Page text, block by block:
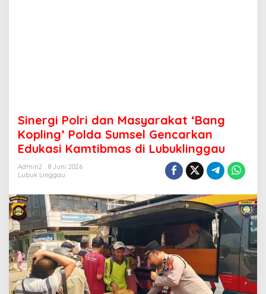
Sinergi Polri dan Masyarakat ‘Bang
Kopling’ Polda Sumsel Gencarkan
Edukasi Kamtibmas di Lubuklinggau
Admin2
8 Juni 2026
Lubuk Linggau